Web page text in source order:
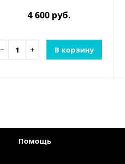
4 600 руб.
− + В корзину
Помощь